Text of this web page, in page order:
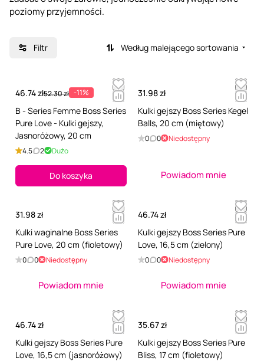
poziomy przyjemności.
Filtr Według malejącego sortowania
46.74 zł52.30 zł -11%
B - Series Femme Boss Series
Pure Love - Kulki gejszy,
Jasnoróżowy, 20 cm
4.5 2 Dużo
Do koszyka
31.98 zł
Kulki gejszy Boss Series Kegel
Balls, 20 cm (miętowy)
0 0 Niedostępny
Powiadom mnie
31.98 zł
Kulki waginalne Boss Series
Pure Love, 20 cm (fioletowy)
0 0 Niedostępny
Powiadom mnie
46.74 zł
Kulki gejszy Boss Series Pure
Love, 16,5 cm (zielony)
0 0 Niedostępny
Powiadom mnie
46.74 zł
Kulki gejszy Boss Series Pure
Love, 16,5 cm (jasnoróżowy)
35.67 zł
Kulki gejszy Boss Series Pure
Bliss, 17 cm (fioletowy)